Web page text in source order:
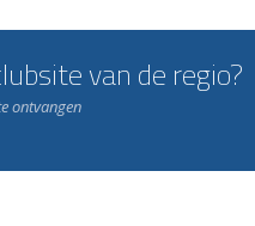
van de regio?
ontvangen